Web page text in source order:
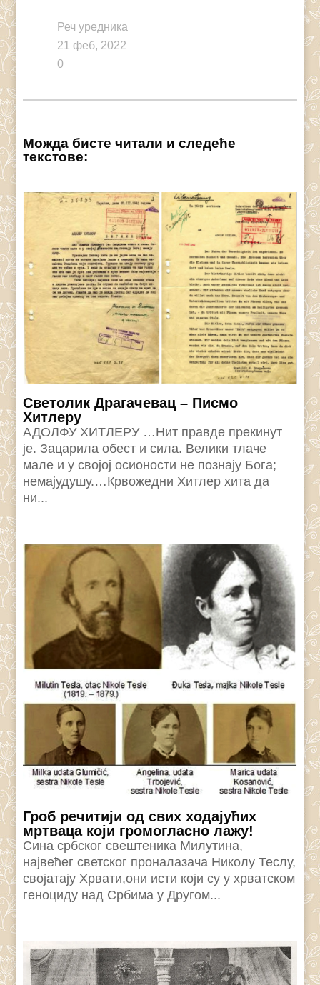
Реч уредника
21 феб, 2022
0
Можда бисте читали и следеће
текстове:
Светолик Драгачевац – Писмо
Хитлеру
АДОЛФУ ХИТЛЕРУ …Нит правде прекинут
је. Зацарила обест и сила. Велики тлаче
мале и у својој осионости не познају Бога;
немајудушу.…Крвожедни Хитлер хита да
ни...
Гроб речитији од свих ходајућих
мртваца који громогласно лажу!
Сина србског свештеника Милутина,
највећег светског проналазача Николу Теслу,
својатају Хрвати,они исти који су у хрватском
геноциду над Србима у Другом...